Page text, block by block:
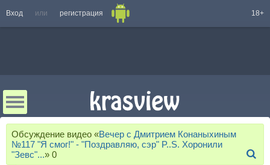
Вход или регистрация 18+
Обсуждение видео «Вечер с Дмитрием Конаныхиным
№117 "Я смог!" - "Поздравляю, сэр" P..S. Хоронили
"Зевс"...» 0